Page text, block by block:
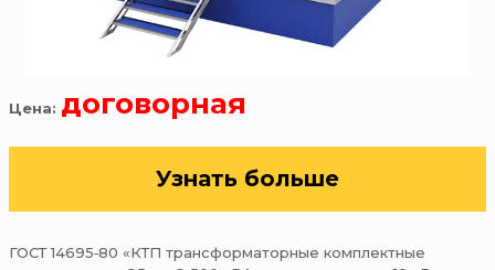
Цена: договорная
Узнать больше
ГОСТ 14695‑80 «КТП трансформаторные комплектные